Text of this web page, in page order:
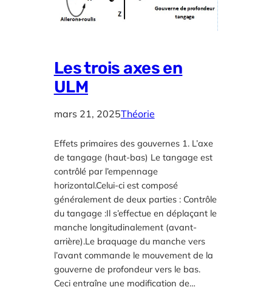
Les trois axes en
ULM
mars 21, 2025Théorie
Effets primaires des gouvernes 1. L’axe
de tangage (haut-bas) Le tangage est
contrôlé par l’empennage
horizontal.Celui-ci est composé
généralement de deux parties : Contrôle
du tangage :Il s’effectue en déplaçant le
manche longitudinalement (avant-
arrière).Le braquage du manche vers
l’avant commande le mouvement de la
gouverne de profondeur vers le bas.
Ceci entraîne une modification de…